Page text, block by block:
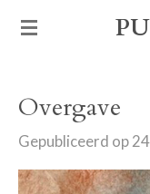
Ga
de
Overgave
Gepubliceerd op